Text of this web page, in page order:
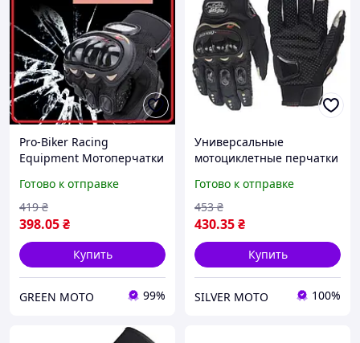
Pro-Biker Racing
Equipment Мотоперчатки
Готово к отправке
398.05₴
419 ₴
Купить
GREEN MOTO 99%
Универсальные
мотоциклетные перчатки
Готово к отправке
430.35₴
453 ₴
Купить
SILVER MOTO 100%